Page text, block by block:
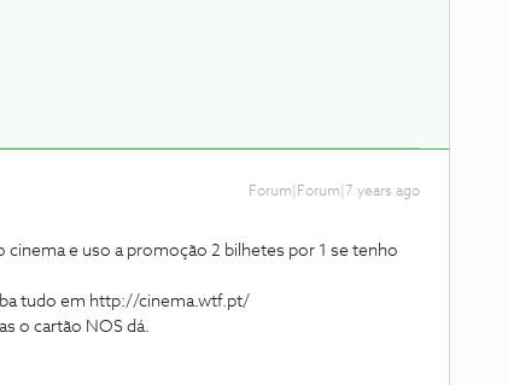
Forum|Forum|7 years ago
cinema e uso a promoção 2 bilhetes por 1 se tenho
tudo em http://cinema.wtf.pt/
o cartão NOS dá.